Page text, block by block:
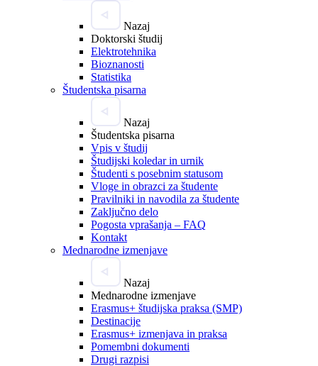
Nazaj
Doktorski študij
Elektrotehnika
Bioznanosti
Statistika
Študentska pisarna
Nazaj
Študentska pisarna
Vpis v študij
Študijski koledar in urnik
Študenti s posebnim statusom
Vloge in obrazci za študente
Pravilniki in navodila za študente
Zaključno delo
Pogosta vprašanja – FAQ
Kontakt
Mednarodne izmenjave
Nazaj
Mednarodne izmenjave
Erasmus+ študijska praksa (SMP)
Destinacije
Erasmus+ izmenjava in praksa
Pomembni dokumenti
Drugi razpisi